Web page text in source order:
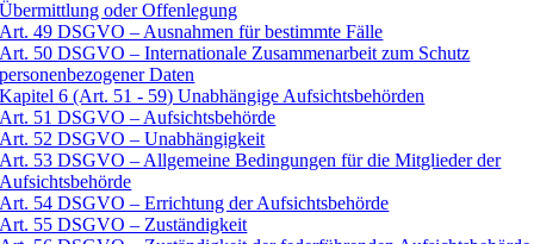
Übermittlung oder Offenlegung
Art. 49 DSGVO – Ausnahmen für bestimmte Fälle
Art. 50 DSGVO – Internationale Zusammenarbeit zum Schutz
personenbezogener Daten
Kapitel 6 (Art. 51 - 59) Unabhängige Aufsichtsbehörden
Art. 51 DSGVO – Aufsichtsbehörde
Art. 52 DSGVO – Unabhängigkeit
Art. 53 DSGVO – Allgemeine Bedingungen für die Mitglieder der
Aufsichtsbehörde
Art. 54 DSGVO – Errichtung der Aufsichtsbehörde
Art. 55 DSGVO – Zuständigkeit